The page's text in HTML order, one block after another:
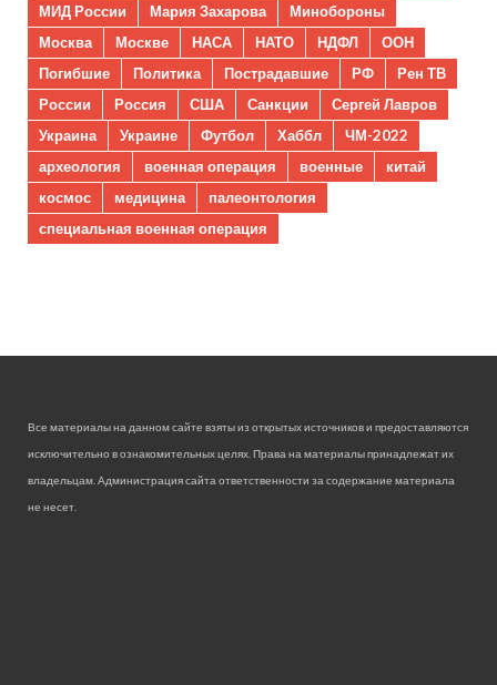
МИД России
Мария Захарова
Минобороны
Москва
Москве НАСА НАТО НДФЛ
ООН
Погибшие
Политика Пострадавшие РФ
Рен ТВ
России
Россия США Санкции
Сергей Лавров
Украина
Украине Футбол Хаббл
ЧМ-2022
археология
военная операция военные
китай
космос
медицина
палеонтология
специальная военная операция
Все материалы на данном сайте взяты из открытых источников и предоставляются
исключительно в ознакомительных целях. Права на материалы принадлежат их
владельцам. Администрация сайта ответственности за содержание материала
не несет.